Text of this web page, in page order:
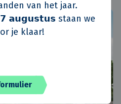
van het jaar.
𝗮𝘂𝗴𝘂𝘀𝘁𝘂𝘀 staan we
je klaar!